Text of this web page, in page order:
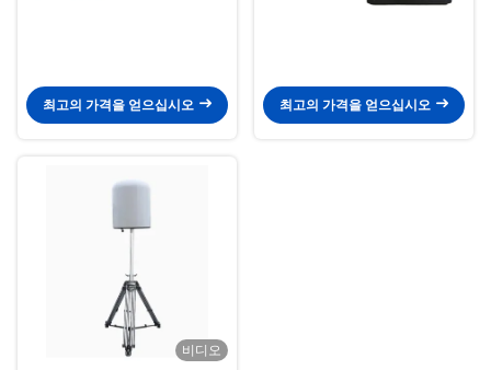
최고의 가격을 얻으십시오 최고의 가격을 얻으십시오
비디오